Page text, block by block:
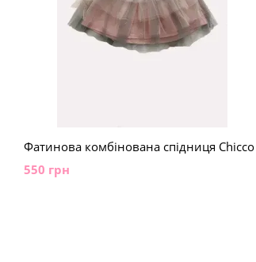
Фатинова комбінована спідниця Chicco
550 грн